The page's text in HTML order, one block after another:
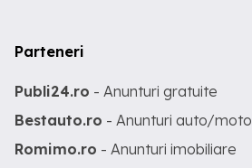
Parteneri
Publi24.ro - Anunturi gratuite
Bestauto.ro - Anunturi auto/moto
Romimo.ro - Anunturi imobiliare